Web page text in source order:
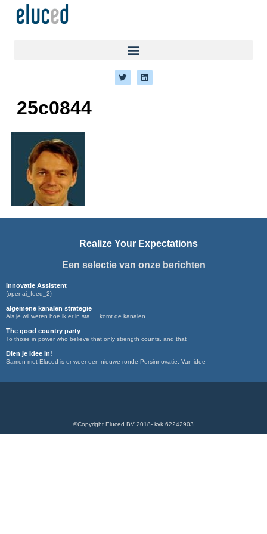
25c0844
Realize Your Expectations
Een selectie van onze berichten
Innovatie Assistent
{openai_feed_2}
algemene kanalen strategie
Als je wil weten hoe ik er in sta…. komt de kanalen
The good country party
To those in power who believe that only strength counts, and that
Dien je idee in!
Samen met Eluced is er weer een nieuwe ronde Persinnovatie: Van idee
©Copyright Eluced BV 2018- kvk 62242903